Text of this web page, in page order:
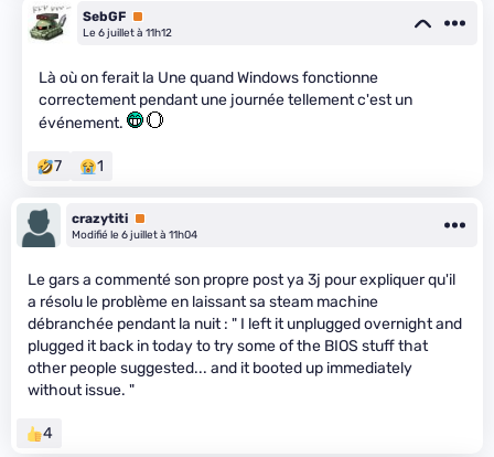
SebGF Premium
Le 6 juillet à 11h12
Là où on ferait la Une quand Windows fonctionne
correctement pendant une journée tellement c'est un
événement.
7 1
crazytiti Premium
Modifié le 6 juillet à 11h04
Le gars a commenté son propre post ya 3j pour expliquer qu'il
a résolu le problème en laissant sa steam machine
débranchée pendant la nuit : " I left it unplugged overnight and
plugged it back in today to try some of the BIOS stuff that
other people suggested... and it booted up immediately
without issue. "
4